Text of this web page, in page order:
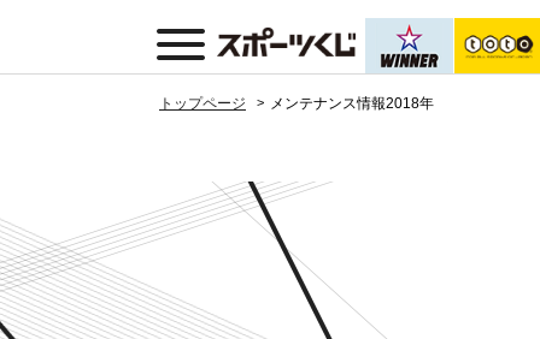
トップページ メンテナンス情報2018年